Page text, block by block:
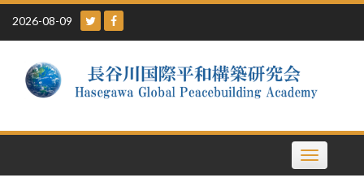
Skip
content
2026-08-09
Toggle
navigation